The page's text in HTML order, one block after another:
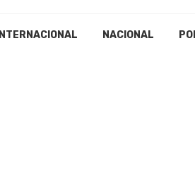
INTERNACIONAL NACIONAL